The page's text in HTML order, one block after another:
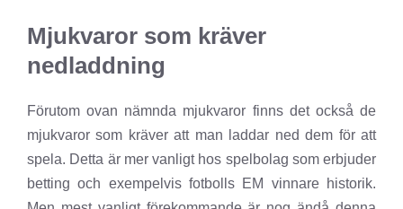
Mjukvaror som kräver
nedladdning
Förutom ovan nämnda mjukvaror finns det också de
mjukvaror som kräver att man laddar ned dem för att
spela. Detta är mer vanligt hos spelbolag som erbjuder
betting och exempelvis fotbolls EM vinnare historik.